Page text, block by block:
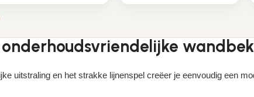
uitstraling en het strakke lijnenspel creëer je eenvoudig een